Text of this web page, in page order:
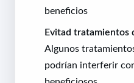
beneficios
Evitad tratamientos
Algunos
podrían interferir